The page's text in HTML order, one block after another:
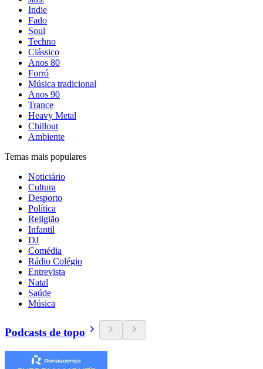
Indie
Fado
Soul
Techno
Clássico
Anos 80
Forró
Música tradicional
Anos 90
Trance
Heavy Metal
Chillout
Ambiente
Temas mais populares
Noticiário
Cultura
Desporto
Política
Religião
Infantil
DJ
Comédia
Rádio Colégio
Entrevista
Natal
Saúde
Música
Podcasts de topo